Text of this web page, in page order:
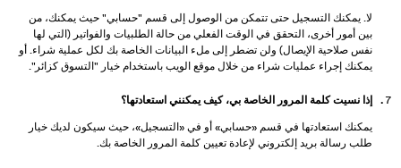
لا. يمكنك التسجيل حتى تتمكن من الوصول إلى قسم "حسابي" حيث يمكنك، من
بين أمور أخرى، التحقق في الوقت الفعلي من حالة الطلبيات والفواتير (التي لها
نفس صلاحية الإيصال) ولن تضطر إلى ملء البيانات الخاصة بك لكل عملية شراء. أو
يمكنك إجراء عمليات شراء من خلال موقع الويب باستخدام خيار "التسوق كزائر".
إذا نسيت كلمة المرور الخاصة بي، كيف يمكنني استعادتها؟
يمكنك استعادتها في قسم «حسابي» أو في «التسجيل»، حيث سيكون لديك خيار
طلب رسالة بريد إلكتروني لإعادة تعيين كلمة المرور الخاصة بك.